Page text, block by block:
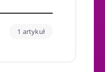
1 artykuł